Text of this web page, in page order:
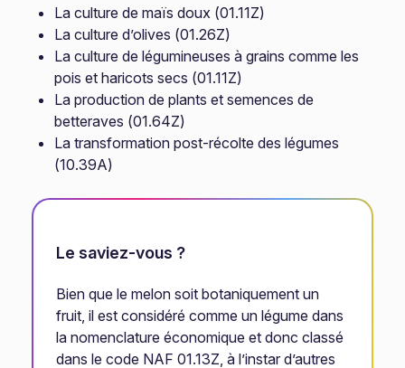
La culture de maïs doux (01.11Z)
La culture d’olives (01.26Z)
La culture de légumineuses à grains comme les
pois et haricots secs (01.11Z)
La production de plants et semences de
betteraves (01.64Z)
La transformation post-récolte des légumes
(10.39A)
Le saviez-vous ?
Bien que le melon soit botaniquement un
fruit, il est considéré comme un légume dans
la nomenclature économique et donc classé
dans le code NAF 01.13Z, à l’instar d’autres